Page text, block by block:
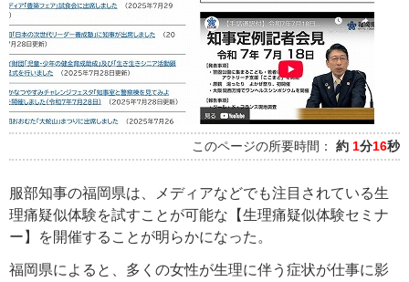
このページの所要時間： 約 1分16秒
服部知事の福岡県は、メディアなどでも注目されている生
理痛疑似体験を試すことが可能な【生理痛疑似体験セミナ
ー】を開催することが明らかになった。
福岡県によると、多くの女性が生理に伴う症状が仕事に影